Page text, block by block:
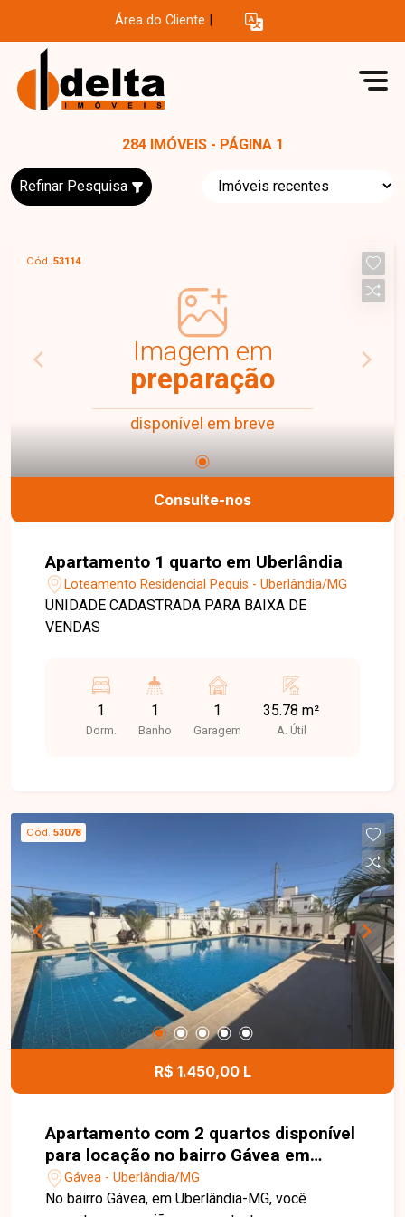
Área do Cliente
284 IMÓVEIS - PÁGINA 1
Refinar Pesquisa
Cód. 53114
Imagem em
preparação
disponível em breve
Consulte-nos
Apartamento 1 quarto em Uberlândia
Loteamento Residencial Pequis - Uberlândia/MG
UNIDADE CADASTRADA PARA BAIXA DE
VENDAS
1
Dorm.
1
Banho
1
Garagem
35.78 m²
A. Útil
Cód. 53078
R$ 1.450,00 L
Apartamento com 2 quartos disponível
para locação no bairro Gávea em
Uberlândia-MG
Gávea - Uberlândia/MG
No bairro Gávea, em Uberlândia-MG, você